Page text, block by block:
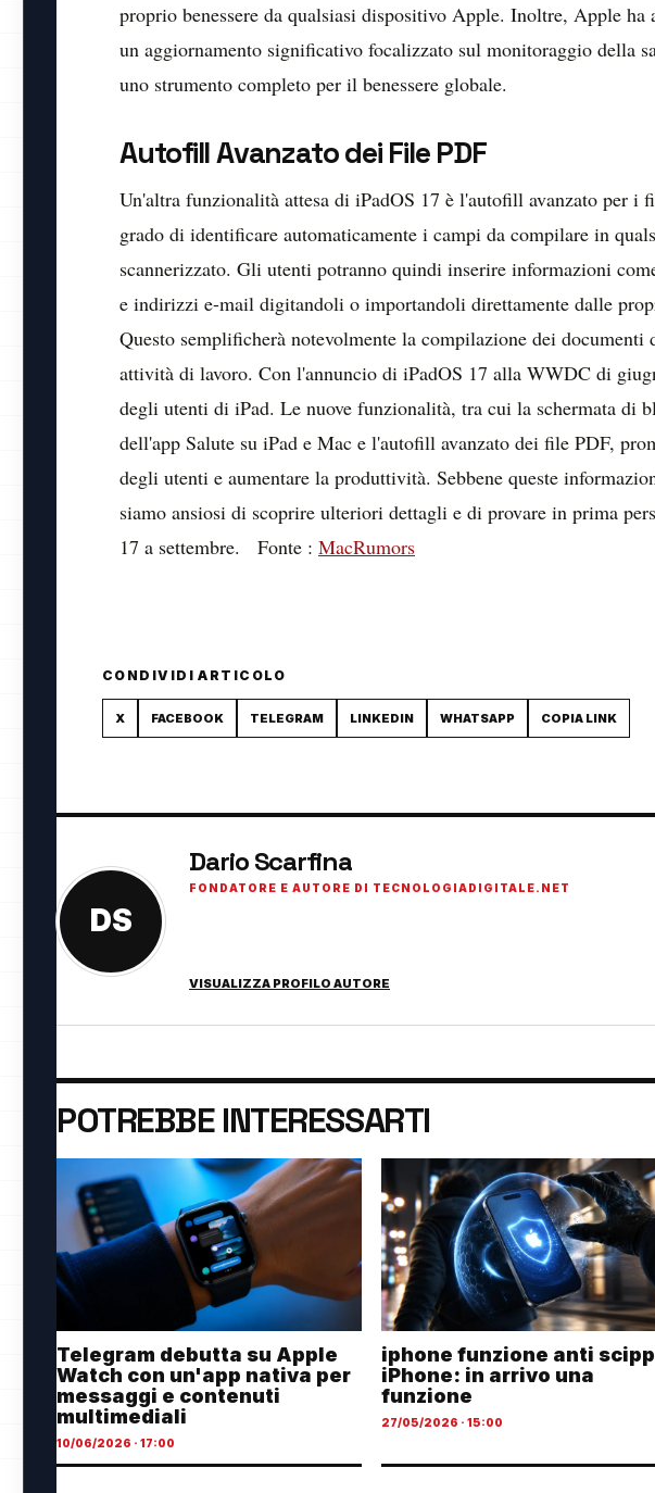
proprio benessere da qualsiasi dispositivo Apple. Inoltre, Apple ha
un aggiornamento significativo focalizzato sul monitoraggio della
uno strumento completo per il benessere globale.
Autofill Avanzato dei File PDF
Un'altra funzionalità attesa di iPadOS 17 è l'autofill avanzato per i
grado di identificare automaticamente i campi da compilare in
scannerizzato. Gli utenti potranno quindi inserire informazioni
e indirizzi e-mail digitandoli o importandoli direttamente dalle
Questo semplificherà notevolmente la compilazione dei
attività di lavoro. Con l'annuncio di iPadOS 17 alla WWDC di
degli utenti di iPad. Le nuove funzionalità, tra cui la schermata di
dell'app Salute su iPad e Mac e l'autofill avanzato dei file PDF,
degli utenti e aumentare la produttività. Sebbene queste
siamo ansiosi di scoprire ulteriori dettagli e di provare in prima
17 a settembre. Fonte : MacRumors
CONDIVIDI ARTICOLO
X FACEBOOK TELEGRAM LINKEDIN WHATSAPP COPIA LINK
DS
Dario Scarfina
FONDATORE E AUTORE DI TECNOLOGIADIGITALE.NET
VISUALIZZA PROFILO AUTORE
POTREBBE INTERESSARTI
Telegram debutta su Apple
Watch con un'app nativa per
messaggi e contenuti
multimediali
10/06/2026 · 17:00
iphone funzione anti
iPhone: in arrivo una
funzione
27/05/2026 · 15:00